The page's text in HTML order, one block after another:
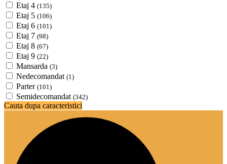
Etaj 4 (135)
Etaj 5 (106)
Etaj 6 (101)
Etaj 7 (98)
Etaj 8 (67)
Etaj 9 (22)
Mansarda (3)
Nedecomandat (1)
Parter (101)
Semidecomandat (342)
Cauta dupa caracteristici